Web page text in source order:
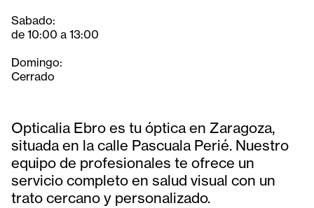
Sabado:
de 10:00 a 13:00
Domingo:
Cerrado
Opticalia Ebro es tu óptica en Zaragoza,
situada en la calle Pascuala Perié. Nuestro
equipo de profesionales te ofrece un
servicio completo en salud visual con un
trato cercano y personalizado.